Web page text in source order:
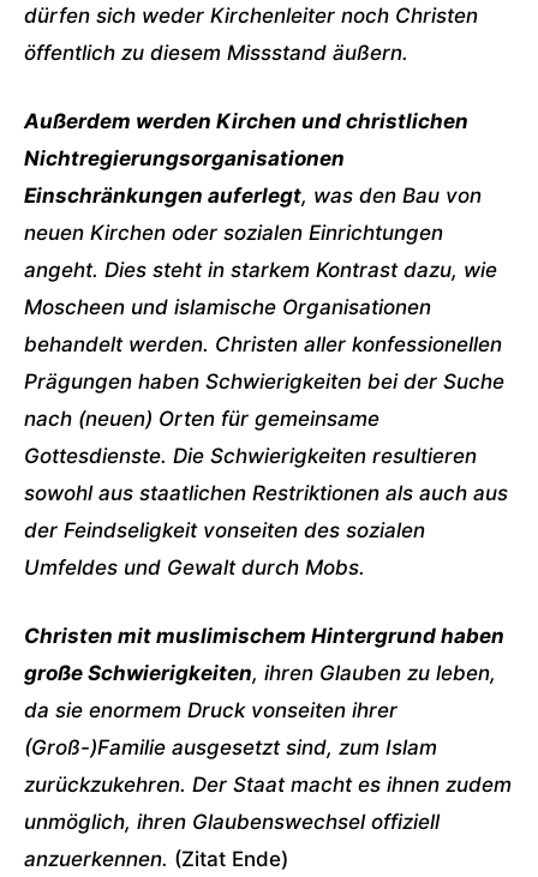
dürfen sich weder Kirchenleiter noch Christen
öffentlich zu diesem Missstand äußern.
Außerdem werden Kirchen und christlichen
Nichtregierungsorganisationen
Einschränkungen auferlegt, was den Bau von
neuen Kirchen oder sozialen Einrichtungen
angeht. Dies steht in starkem Kontrast dazu, wie
Moscheen und islamische Organisationen
behandelt werden. Christen aller konfessionellen
Prägungen haben Schwierigkeiten bei der Suche
nach (neuen) Orten für gemeinsame
Gottesdienste. Die Schwierigkeiten resultieren
sowohl aus staatlichen Restriktionen als auch aus
der Feindseligkeit vonseiten des sozialen
Umfeldes und Gewalt durch Mobs.
Christen mit muslimischem Hintergrund haben
große Schwierigkeiten, ihren Glauben zu leben,
da sie enormem Druck vonseiten ihrer
(Groß-)Familie ausgesetzt sind, zum Islam
zurückzukehren. Der Staat macht es ihnen zudem
unmöglich, ihren Glaubenswechsel offiziell
anzuerkennen. (Zitat Ende)